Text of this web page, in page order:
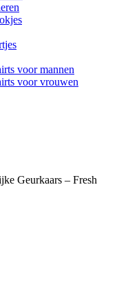
voor mannen
voor vrouwen
Geurkaars – Fresh